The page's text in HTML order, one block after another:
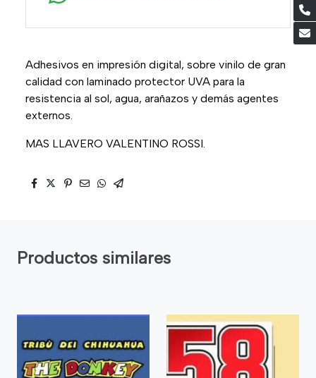
Adhesivos en impresión digital, sobre vinilo de gran
calidad con laminado protector UVA para la
resistencia al sol, agua, arañazos y demás agentes
externos.
MAS LLAVERO VALENTINO ROSSI.
Productos similares